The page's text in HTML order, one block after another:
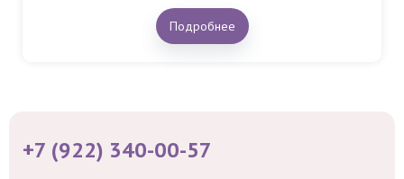
Подробнее
+7 (922) 340-00-57